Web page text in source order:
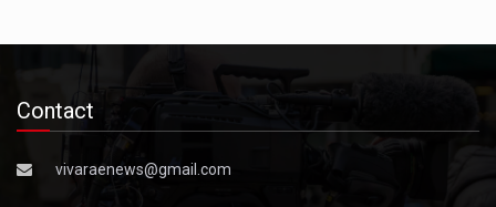
Contact
vivaraenews@gmail.com